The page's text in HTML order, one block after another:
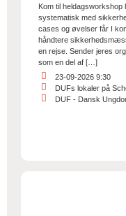
Kom til
systematisk med
cases og øvelser får I
håndtere
en rejse. Sender jeres
som en del af […]
23-09-2026 9:30
DUFs lokaler på
DUF - Dansk